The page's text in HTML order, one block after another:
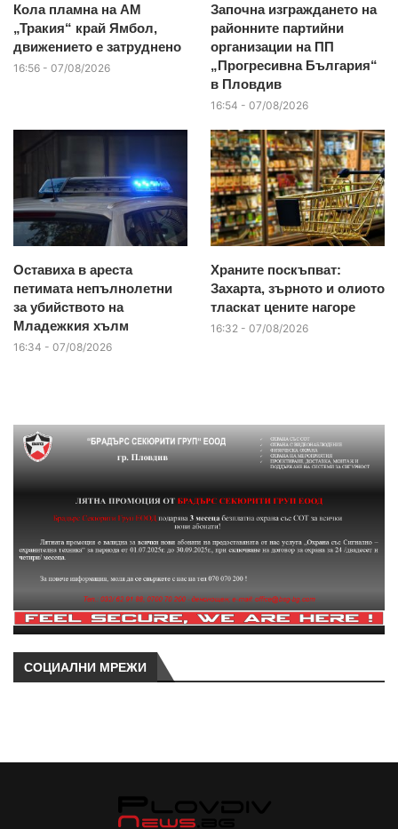
Кола пламна на АМ
„Тракия“ край Ямбол,
движението е затруднено
16:56 - 07/08/2026
Започна изграждането на
районните партийни
организации на ПП
„Прогресивна България“
в Пловдив
16:54 - 07/08/2026
Оставиха в ареста
петимата непълнолетни
за убийството на
Младежкия хълм
16:34 - 07/08/2026
Храните поскъпват:
Захарта, зърното и олиото
тласкат цените нагоре
16:32 - 07/08/2026
СОЦИАЛНИ МРЕЖИ